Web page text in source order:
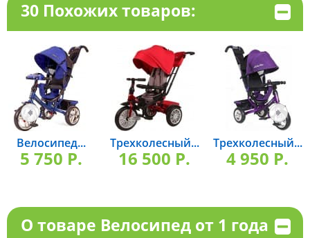
30 Похожих товаров:
Велосипед...
5 750 P.
Трехколесный...
16 500 P.
Трехколесный...
4 950 P.
О товаре Велосипед от 1 года